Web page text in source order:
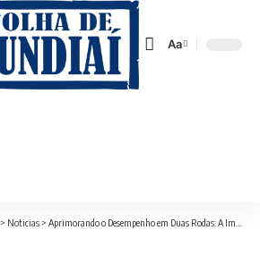
Font
Aa
> Noticias > Aprimorando o Desempenho em Duas Rodas: A Importância do Treinamento de Resistência para Ciclistas